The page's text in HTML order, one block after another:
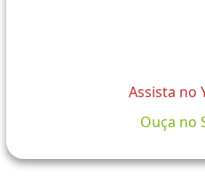
Assista no
Ouça no